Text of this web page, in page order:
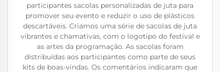
participantes sacolas personalizadas de juta para
promover seu evento e reduzir o uso de plásticos
descartáveis. Criamos uma série de sacolas de juta
vibrantes e chamativas, com o logotipo do festival e
as artes da programação. As sacolas foram
distribuídas aos participantes como parte de seus
kits de boas-vindas. Os comentários indicaram que